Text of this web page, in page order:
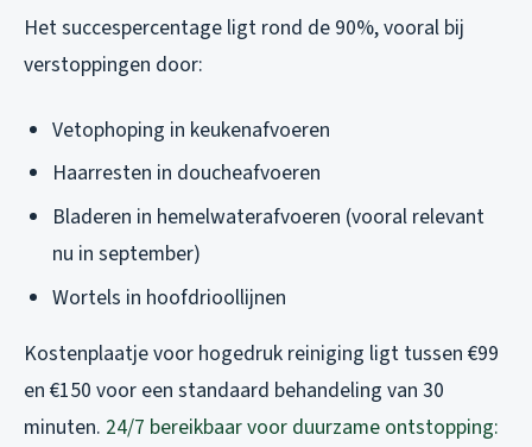
Het succespercentage ligt rond de 90%, vooral bij
verstoppingen door:
Vetophoping in keukenafvoeren
Haarresten in doucheafvoeren
Bladeren in hemelwaterafvoeren (vooral relevant
nu in september)
Wortels in hoofdrioollijnen
Kostenplaatje voor hogedruk reiniging ligt tussen €99
en €150 voor een standaard behandeling van 30
minuten. 24/7 bereikbaar voor duurzame ontstopping: